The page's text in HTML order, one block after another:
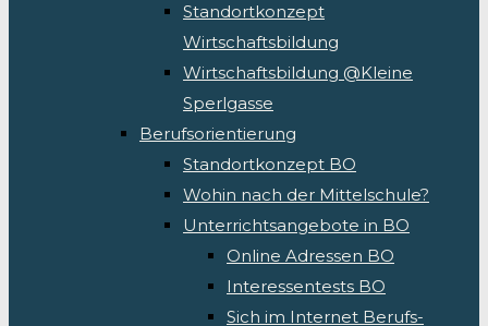
Standortkonzept
Wirtschaftsbildung
Wirtschaftsbildung @Kleine
Sperlgasse
Berufsorientierung
Standortkonzept BO
Wohin nach der Mittelschule?
Unterrichtsangebote in BO
Online Adressen BO
Interessentests BO
Sich im Internet Berufs-